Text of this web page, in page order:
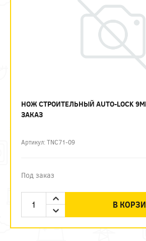
НОЖ СТРОИТЕЛЬНЫЙ AUTO-LOCK
ЗАКАЗ
Артикул: TNC71-09
Под заказ
В